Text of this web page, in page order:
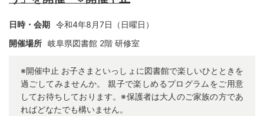
日時・会期 令和4年8月7日（日曜日）
開催場所 岐阜県図書館 2階 研修室
※開催中止 お子さまといっしょに図書館で楽しいひとときを
過ごしてみませんか。 親子で楽しめるプログラムをご用意
してお待ちしております。※保護者は大人のご家族の方であ
ればどなたでも構いません。